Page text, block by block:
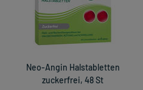
Neo-Angin Halstabletten
zuckerfrei, 48 St